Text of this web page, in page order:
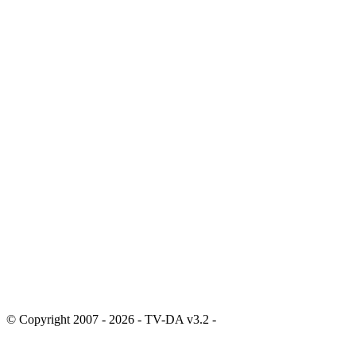
© Copyright 2007 - 2026 - TV-DA v3.2 -